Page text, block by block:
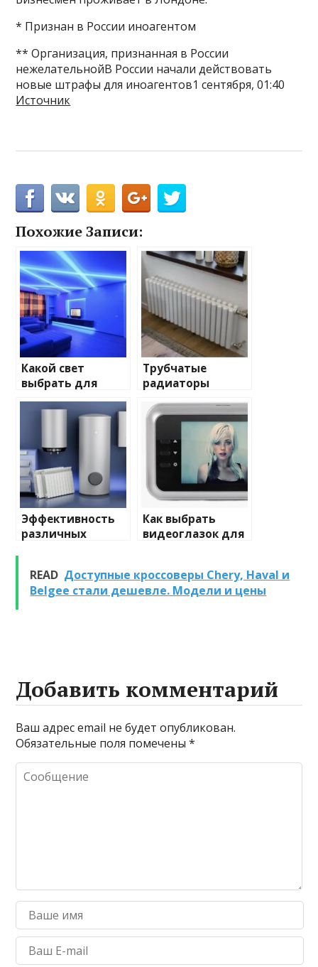
* Признан в России иноагентом
** Организация, признанная в России
нежелательнойВ России начали действовать
новые штрафы для иноагентов1 сентября, 01:40
Источник
Похожие Записи:
Какой свет
выбрать для
домашнего
освещения
Трубчатые
радиаторы
и характеристики
Эффективность
различных
очистке и
промывке котлов
Как выбрать
видеоглазок для
READ Доступные кроссоверы Chery, Haval и
Belgee стали дешевле. Модели и цены
Добавить комментарий
Ваш адрес email не будет опубликован.
Обязательные поля помечены*